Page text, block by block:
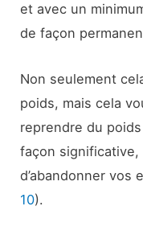
et avec un
de façon
Non seulement
poids, mais cela
reprendre du
façon significative,
d’abandonner
10).